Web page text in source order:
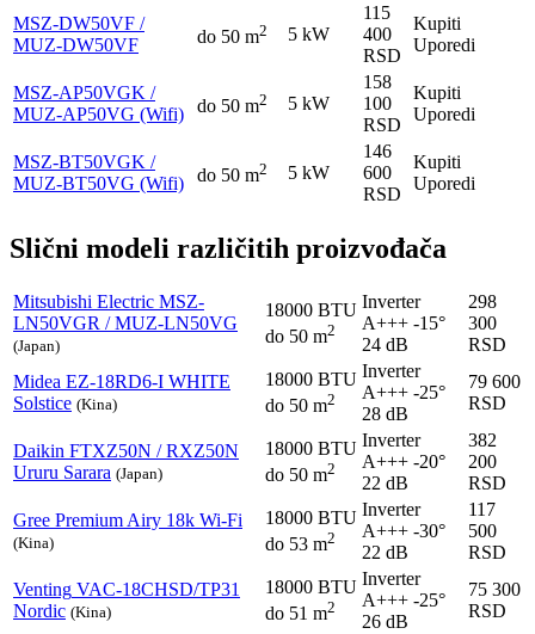
MSZ-DW50VF /
MUZ-DW50VF
do 50 m2 5 kW
115
400
RSD
Kupiti
Uporedi
MSZ-AP50VGK /
MUZ-AP50VG (Wifi)
do 50 m2 5 kW
158
100
RSD
Kupiti
Uporedi
MSZ-BT50VGK /
MUZ-BT50VG (Wifi)
do 50 m2 5 kW
146
600
RSD
Kupiti
Uporedi
Slični modeli različitih proizvođača
Mitsubishi Electric MSZ-
LN50VGR / MUZ-LN50VG
(Japan)
18000 BTU
do 50 m2
Inverter
A+++ -15°
24 dB
298
300
RSD
Midea EZ-18RD6-I WHITE
Solstice (Kina)
18000 BTU
do 50 m2
Inverter
A+++ -25°
28 dB
79 600
RSD
Daikin FTXZ50N / RXZ50N
Ururu Sarara (Japan)
18000 BTU
do 50 m2
Inverter
A+++ -20°
22 dB
382
200
RSD
Gree Premium Airy 18k Wi-Fi
(Kina)
18000 BTU
do 53 m2
Inverter
A+++ -30°
22 dB
117
500
RSD
Venting VAC-18CHSD/TP31
Nordic (Kina)
18000 BTU
do 51 m2
Inverter
A+++ -25°
26 dB
75 300
RSD